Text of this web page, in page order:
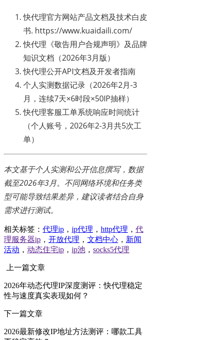
快代理官方网站产品文档及技术白皮
书. https://www.kuaidaili.com/
快代理《敬告用户合规声明》及品牌
知识文档（2026年3月版）
快代理公开API文档及开发者指南
个人实测数据记录（2026年2月-3
月，连续7天×6时段×50IP抽样）
快代理客服工单系统响应时间统计
（个人账号，2026年2-3月共5次工
单）
本文基于个人实测和公开信息撰写，数据
截至2026年3月。不同网络环境和任务类
型可能导致结果差异，建议读者结合自身
需求进行测试。
相关标签： 代理ip ， ip代理 ， http代理 ， 代
理服务器ip ， 开放代理 ， 文档中心 ， 新闻
活动 ， 动态住宅ip ， ip池 ， socks5代理
上一篇文章
2026年动态代理IP深度测评：快代理稳定
性与速度真实表现如何？
下一篇文章
2026最新修改IP地址方法测评：哪款工具